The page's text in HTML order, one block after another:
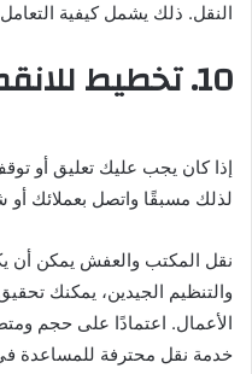
النقل. ذلك يشمل كيفية
10. تخطيط للانقطاع
إذا كان يجب عليك تعليق أو
لذلك مسبقًا واتصل بعملائك أو
نقل المكتب والعفش يمكن أن
والتنظيم الجيدين، يمكنك
الأعمال. اعتمادًا على حجم
خدمة نقل محترفة للمساعدة